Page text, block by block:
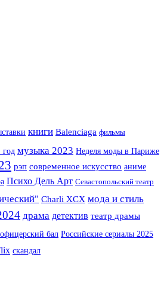
книги Balenciaga фильмы
музыка 2023 Неделя моды в Париже
рэп современное искусство аниме
Психо Дель Арт Севастопольский театр
Charli XCX мода и стиль
драма детектив театр драмы
бал Российские сериалы 2025
скандал